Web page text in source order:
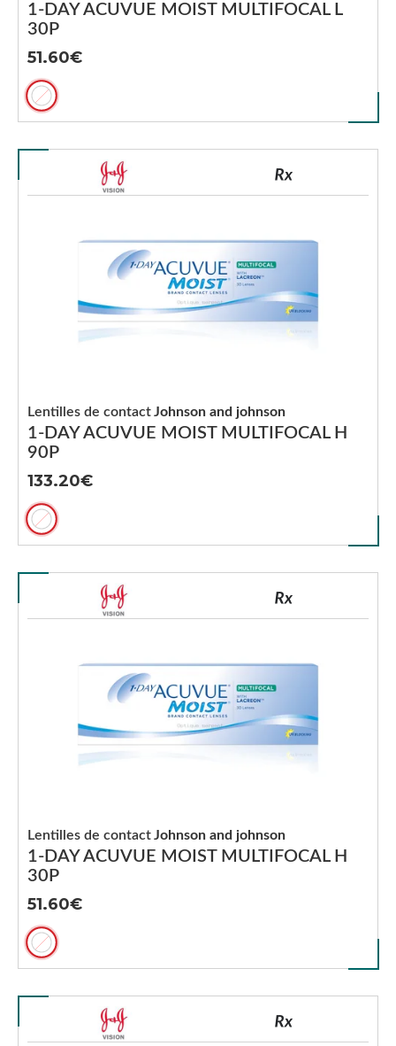
1-DAY ACUVUE MOIST MULTIFOCAL L
30P
51.60
1-DAY ACUVUE MOIST MULTIFOCAL H
90P
Lentilles de contactJohnson and johnson
133.20
1-DAY ACUVUE MOIST MULTIFOCAL H
30P
Lentilles de contactJohnson and johnson
51.60